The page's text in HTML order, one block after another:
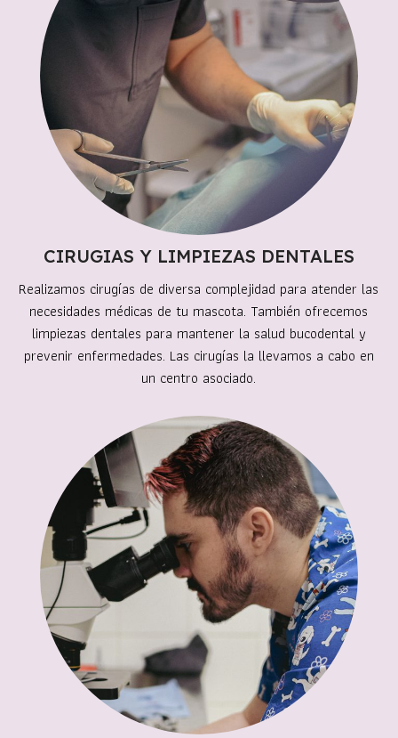
CIRUGIAS Y LIMPIEZAS DENTALES
Realizamos cirugías de diversa complejidad para atender las
necesidades médicas de tu mascota. También ofrecemos
limpiezas dentales para mantener la salud bucodental y
prevenir enfermedades. Las cirugías la llevamos a cabo en
un centro asociado.